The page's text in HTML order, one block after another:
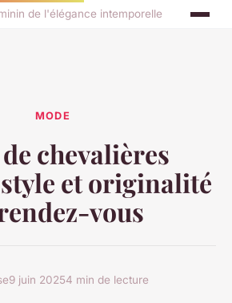
de l'élégance intemporelle
MODE
chevalières
et originalité
vous
9 juin 20254 min de lecture